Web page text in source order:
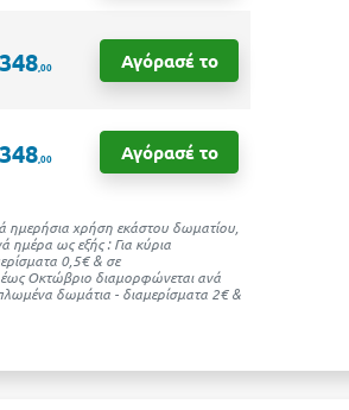
,00 Αγόρασέ το
,00 Αγόρασέ το
ημερήσια χρήση εκάστου δωματίου,
ημέρα ως εξής : Για κύρια
0,5€ & σε
έως Οκτώβριο διαμορφώνεται ανά
δωμάτια - διαμερίσματα 2€ &